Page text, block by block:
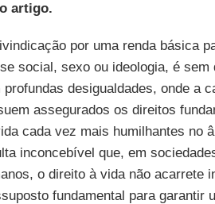
artigo.
por uma renda básica
social, sexo ou ideologia, é
profundas desigualdades, onde a
assegurados os direitos
cada vez mais humilhantes no
inconcebível que, em
o direito à vida não acarrete
fundamental para garantir